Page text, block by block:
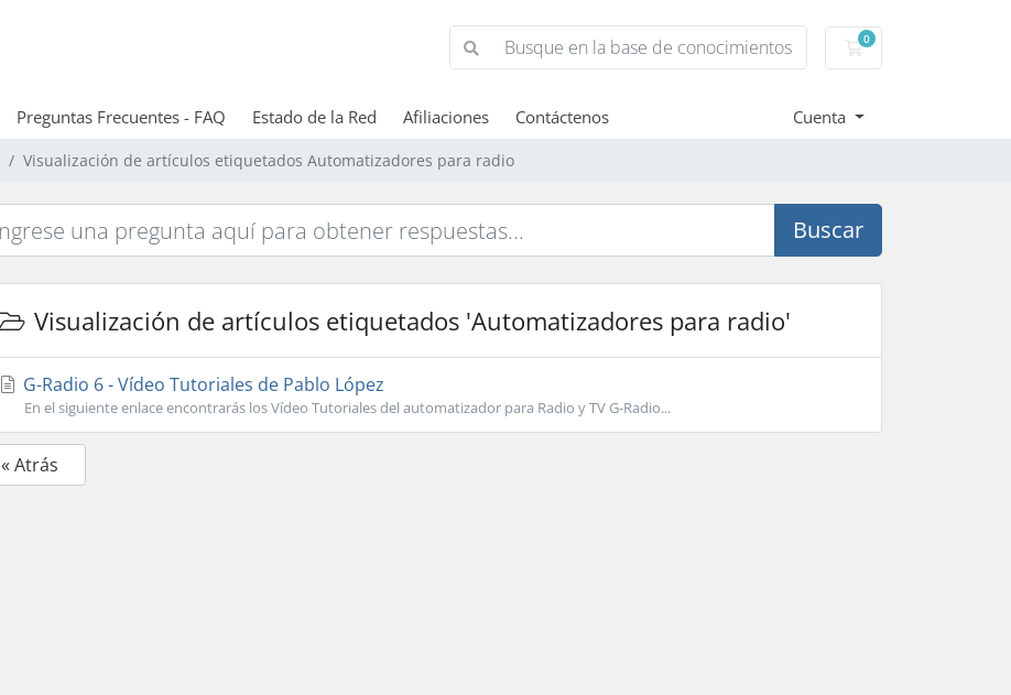
0
Carro de Pedidos
Preguntas Frecuentes - FAQ Estado de la Red Afiliaciones Contáctenos Cuenta
Visualización de artículos etiquetados Automatizadores para radio
Buscar
Visualización de artículos etiquetados 'Automatizadores para radio'
G-Radio 6 - Vídeo Tutoriales de Pablo López
En el siguiente enlace encontrarás los Vídeo Tutoriales del automatizador para Radio y TV G-Radio...
« Atrás